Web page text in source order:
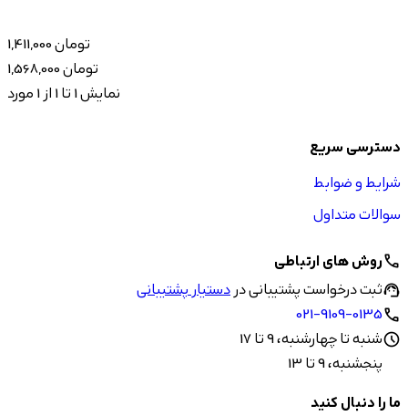
1,411,000 تومان
1,568,000 تومان
نمایش 1 تا 1 از 1 مورد
دسترسی سریع
شرایط و ضوابط
سوالات متداول
callروش های ارتباطی
support_agentثبت درخواست پشتیبانی دردستیار پشتیبانی
call
021-9109-0135
scheduleشنبه تا چهارشنبه، 9 تا 17
پنجشنبه، 9 تا 13
ما را دنبال کنید